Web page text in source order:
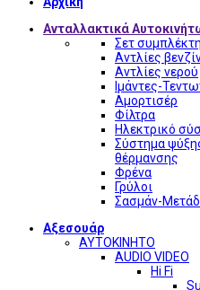
Ανταλλακτικά
Σετ συμπλέκτη
Αντλίες
Αντλίες νερού
Ιμάντες-
Αμορτισέρ
Φίλτρα
Ηλεκτρικό
Σύστημα
θέρμανσης
Φρένα
Γρύλοι
Σασμάν-
Αξεσουάρ
ΑΥΤΟΚΙΝΗΤΟ
AUDIO VIDEO
Hi Fi